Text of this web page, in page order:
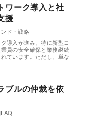
ワーク導入と社
援
ド・戦略
導入が進み、特に新型コ
員の安全確保と業務継続
ています。ただし、単な
ブルの仲裁を依